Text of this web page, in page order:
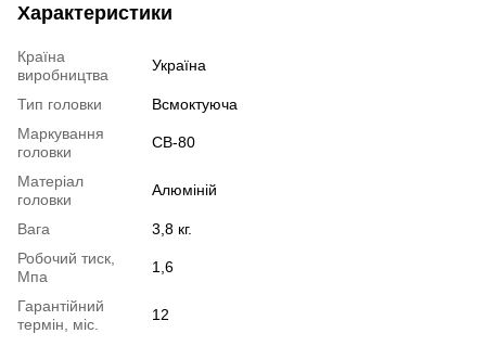
Характеристики
Країна
виробництва
Україна
Тип головки
Всмоктуюча
Маркування
головки
СВ-80
Матеріал
головки
Алюміній
Вага
3,8 кг.
Робочий тиск,
Мпа
1,6
Гарантійний
термін, міс.
12